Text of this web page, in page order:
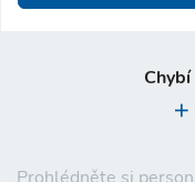
Chybí